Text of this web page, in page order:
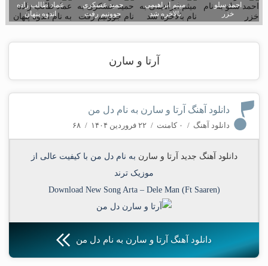
احمد سلو
خزر
میثم ابراهیمی
بالاخره شد
حمید عسکری
جوونیم رفت
عماد طالب زاده
اندوه پنهان
آرتا و سارن
دانلود آهنگ آرتا و سارن به نام دل من
دانلود آهنگ / ۰ کامنت / ۲۲ فروردین ۱۴۰۴ / ۶۸
دانلود آهنگ جدید آرتا و سارن به نامدل من با کیفیت عالی از
موزیک ترند
Download New Song Arta– Dele Man (Ft Saaren)
دانلود آهنگ آرتا و سارن به نام دل من